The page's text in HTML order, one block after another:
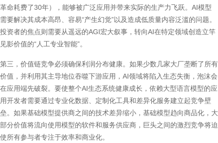
革命耗费了30年），能够被广泛应用并带来实际的生产力飞跃。AI模型
需要解决其成本高昂、容易“产生幻觉”以及造成低质量内容泛滥的问题。
投资者的焦点则需要从遥远的AGI宏大叙事，转向AI在特定领域创造立竿
见影价值的“人工专业智能”。
第三，价值链竞争必须确保利润分布健康。如果少数几家大厂垄断了所有
价值，并利用其主导地位吞噬下游应用，AI领域将陷入生态失衡，泡沫会
在应用端先破裂。要使整个AI生态系统健康成长，依赖大型语言模型的应
用开发者需要通过专业化数据、定制化工具和差异化服务建立起竞争壁
垒。如果基础模型提供商之间的技术差异缩小，基础模型趋向商品化，大
部分价值将流向使用模型的软件和服务供应商，巨头之间的激烈竞争将迫
使所有参与者专注于效率和商业化。